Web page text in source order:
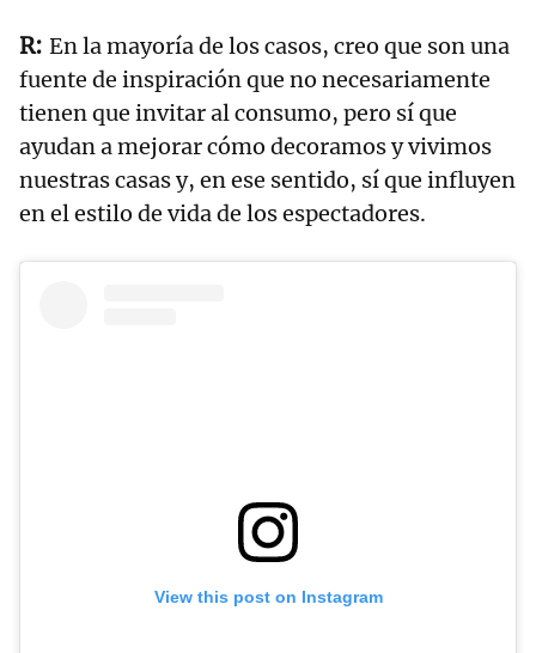
En la mayoría de los casos, creo que son una
fuente de inspiración que no necesariamente
tienen que invitar al consumo, pero sí que
ayudan a mejorar cómo decoramos y vivimos
nuestras casas y, en ese sentido, sí que influyen
en el estilo de vida de los espectadores.
View this post on Instagram